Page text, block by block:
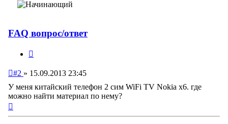
FAQ вопрос/ответ
Непрочитанное
#2 » 15.09.2013 23:45
У меня китайский телефон 2 сим WiFi TV Nokia x6. где
можно найти материал по нему?